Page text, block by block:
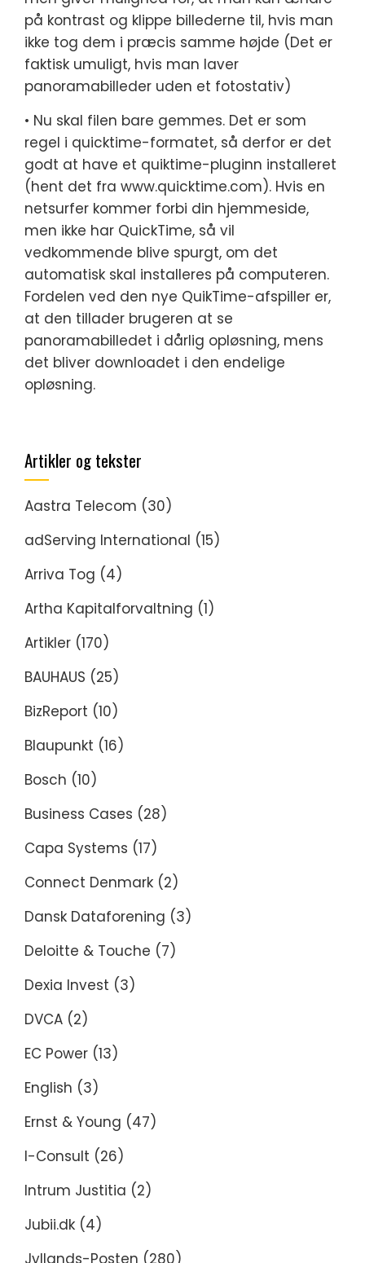
på kontrast og klippe billederne til, hvis man
ikke tog dem i præcis samme højde (Det er
faktisk umuligt, hvis man laver
panoramabilleder uden et fotostativ)
• Nu skal filen bare gemmes. Det er som
regel i quicktime-formatet, så derfor er det
godt at have et quiktime-pluginn installeret
(hent det fra www.quicktime.com). Hvis en
netsurfer kommer forbi din hjemmeside,
men ikke har QuickTime, så vil
vedkommende blive spurgt, om det
automatisk skal installeres på computeren.
Fordelen ved den nye QuikTime-afspiller er,
at den tillader brugeren at se
panoramabilledet i dårlig opløsning, mens
det bliver downloadet i den endelige
opløsning.
Artikler og tekster
Aastra Telecom (30)
adServing International (15)
Arriva Tog (4)
Artha Kapitalforvaltning (1)
Artikler (170)
BAUHAUS (25)
BizReport (10)
Blaupunkt (16)
Bosch (10)
Business Cases (28)
Capa Systems (17)
Connect Denmark (2)
Dansk Dataforening (3)
Deloitte & Touche (7)
Dexia Invest (3)
DVCA (2)
EC Power (13)
English (3)
Ernst & Young (47)
I-Consult (26)
Intrum Justitia (2)
Jubii.dk (4)
Jyllands-Posten (280)